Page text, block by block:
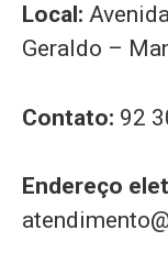
Local:
Geraldo –
Contato: 92
Endereço